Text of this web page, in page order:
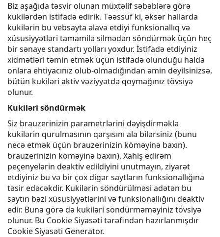
Biz aşağıda təsvir olunan müxtəlif səbəblərə görə
kukilərdən istifadə edirik. Təəssüf ki, əksər hallarda
kukilərin bu vebsayta əlavə etdiyi funksionallıq və
xüsusiyyətləri tamamilə silmədən söndürmək üçün heç
bir sənaye standartı yolları yoxdur. İstifadə etdiyiniz
xidmətləri təmin etmək üçün istifadə olunduğu halda
onlara ehtiyacınız olub-olmadığından əmin deyilsinizsə,
bütün kukiləri aktiv vəziyyətdə qoymağınız tövsiyə
olunur.
Kukiləri söndürmək
Siz brauzerinizin parametrlərini dəyişdirməklə
kukilərin qurulmasının qarşısını ala bilərsiniz (bunu
necə etmək üçün brauzerinizin köməyinə baxın).
brauzerinizin köməyinə baxın). Xahiş edirəm
peçenyelərin deaktiv edildiyini unutmayın, ziyarət
etdiyiniz bu və bir çox digər saytların funksionallığına
təsir edəcəkdir. Kukilərin söndürülməsi adətən bu
saytın bəzi xüsusiyyətlərini və funksionallığını deaktiv
edir. Buna görə də kukiləri söndürməməyiniz tövsiyə
olunur. Bu Cookie Siyasəti tərəfindən hazırlanmışdır
Cookie Siyasəti Generator.